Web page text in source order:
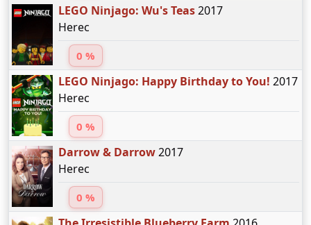
LEGO Ninjago: Wu's Teas2017
Herec
0 %
LEGO Ninjago: Happy Birthday to You! 2017
Herec
0 %
Darrow & Darrow2017
Herec
0 %